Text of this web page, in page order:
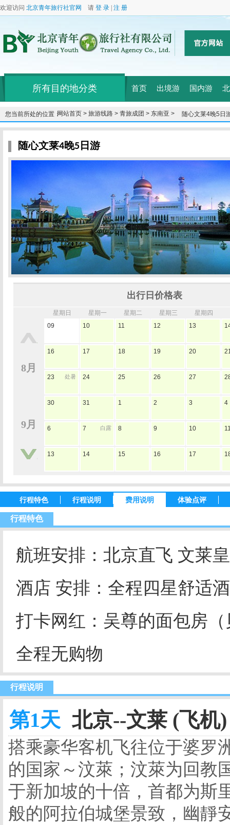
欢迎访问 北京青年旅行社官网 请 登 录 注 册
所有目的地分类 首页 出境游 国内游
您当前所处的位置：网站首页 > 旅游线路 > 青旅成团 > 东南亚 > 随心文莱4晚5日
随心文莱4晚5日游
出行日价格表
8月
9月
星期日 星期一 星期二 星期三 星期四
09
10 11 12 13
16 17 18 19 20
23 处暑 24 25 26 27
30 31 1 2 3 4
6 7 白露 8 9 10
13 14 15 16 17
行程特色 行程说明 费用说明 体验点评
行程特色
航班安排：北京直飞 文莱
酒店 安排：全程四星舒适
打卡网红：吴尊的面包房
全程无购物
行程说明
第1天 北京--文莱 (飞机)
搭乘豪华客机飞往位于婆罗
的国家～汶萊；汶萊为回教
于新加坡的十倍，首都为斯
般的阿拉伯城堡景致，幽靜